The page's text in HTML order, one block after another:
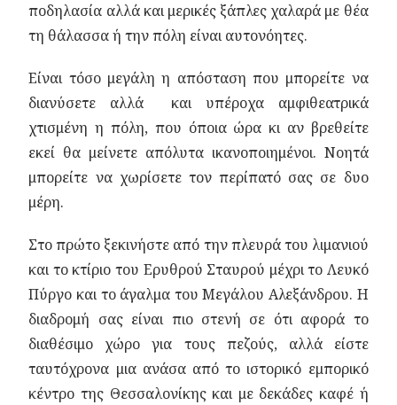
ποδηλασία αλλά και μερικές ξάπλες χαλαρά με θέα
τη θάλασσα ή την πόλη είναι αυτονόητες.
Είναι τόσο μεγάλη η απόσταση που μπορείτε να
διανύσετε αλλά και υπέροχα αμφιθεατρικά
χτισμένη η πόλη, που όποια ώρα κι αν βρεθείτε
εκεί θα μείνετε απόλυτα ικανοποιημένοι. Νοητά
μπορείτε να χωρίσετε τον περίπατό σας σε δυο
μέρη.
Στο πρώτο ξεκινήστε από την πλευρά του λιμανιού
και το κτίριο του Ερυθρού Σταυρού μέχρι το Λευκό
Πύργο και το άγαλμα του Μεγάλου Αλεξάνδρου. Η
διαδρομή σας είναι πιο στενή σε ότι αφορά το
διαθέσιμο χώρο για τους πεζούς, αλλά είστε
ταυτόχρονα μια ανάσα από το ιστορικό εμπορικό
κέντρο της Θεσσαλονίκης και με δεκάδες καφέ ή